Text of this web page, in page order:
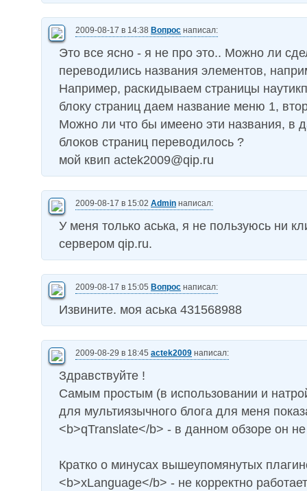
2009-08-17 в 14:38 Вопрос написал:
Это все ясно - я не про это.. Можно ли
переводились названия элементов,
Например, раскидываем страницы
блоку страниц даем название меню 1,
Можно ли что бы имеено эти названия, в
блоков страниц переводилось ?
мой квип actek2009@qip.ru
2009-08-17 в 15:02 Admin написал:
У меня только аська, я не пользуюсь ни
сервером qip.ru.
2009-08-17 в 15:05 Вопрос написал:
Извините. моя аська 431568988
2009-08-29 в 18:45 actek2009 написал:
Здравствуйте !
Самым простым (в использовании и
для мультиязычного блога для меня
<b>qTranslate</b> - в данном обзоре он
Кратко о минусах вышеупомянутых
<b>xLanguage</b> - не корректно